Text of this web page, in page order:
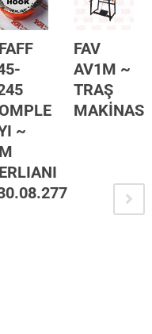
~
FAV
AV1M ~
TRAŞ
MAKİNASI